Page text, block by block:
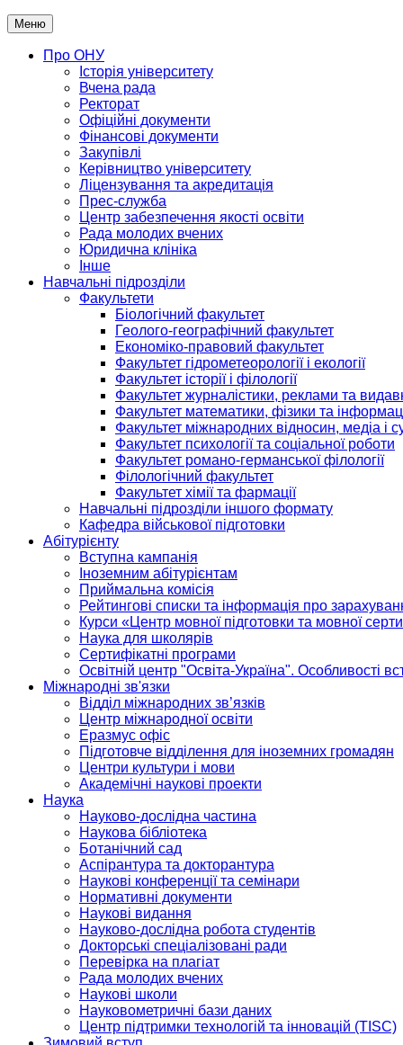
Меню
Про ОНУ
Історія університету
Вчена рада
Ректорат
Офіційні документи
Фінансові документи
Закупівлі
Керівництво університету
Ліцензування та акредитація
Прес-служба
Центр забезпечення якості освіти
Рада молодих вчених
Юридична клініка
Інше
Навчальні підрозділи
Факультети
Біологічний факультет
Геолого-географічний факультет
Економіко-правовий факультет
Факультет гідрометеорології і екології
Факультет історії і філології
Факультет журналістики, реклами та
Факультет математики, фізики та
Факультет міжнародних відносин, медіа і
Факультет психології та соціальної роботи
Факультет романо-германської філології
Філологічний факультет
Факультет хімії та фармації
Навчальні підрозділи іншого формату
Кафедра військової підготовки
Абітурієнту
Вступна кампанія
Іноземним абітурієнтам
Приймальна комісія
Рейтингові списки та інформація про
Курси «Центр мовної підготовки та мовної
Наука для школярів
Сертифікатні програми
Освітній центр "Освіта-Україна". Особливості
Міжнародні зв'язки
Відділ міжнародних зв’язків
Центр міжнародної освіти
Еразмус офіс
Підготовче відділення для іноземних громадян
Центри культури і мови
Академічні наукові проекти
Наука
Науково-дослідна частина
Наукова бібліотека
Ботанічний сад
Аспірантура та докторантура
Наукові конференції та семінари
Нормативні документи
Наукові видання
Науково-дослідна робота студентів
Докторські спеціалізовані ради
Перевірка на плагіат
Рада молодих вчених
Наукові школи
Науковометричні бази даних
Центр підтримки технологій та інновацій (TISC)